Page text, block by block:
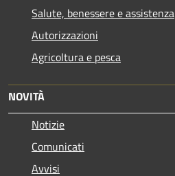
Salute, benessere e assistenza
Autorizzazioni
Agricoltura e pesca
NOVITÀ
Notizie
Comunicati
Avvisi